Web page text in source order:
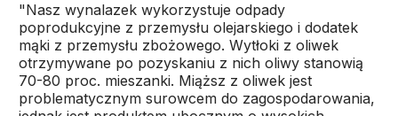
"Nasz wynalazek wykorzystuje odpady
poprodukcyjne z przemysłu olejarskiego i dodatek
mąki z przemysłu zbożowego. Wytłoki z oliwek
otrzymywane po pozyskaniu z nich oliwy stanowią
70-80 proc. mieszanki. Miąższ z oliwek jest
problematycznym surowcem do zagospodarowania,